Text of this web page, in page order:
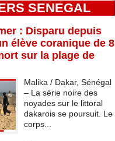
SENEGAL
: Disparu depuis
élève coranique de 8
sur la plage de
Malika / Dakar, Sénégal
– La série noire des
noyades sur le littoral
dakarois se poursuit. Le
corps...